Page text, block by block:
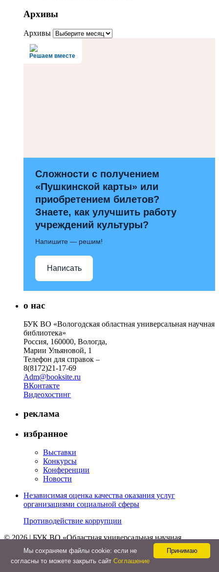
Архивы
Архивы
Решаем вместе
Сложности с получением
«Пушкинской карты» или
приобретением билетов?
Знаете, как улучшить работу
учреждений культуры?
Напишите — решим!
Написать
о нас
БУК ВО «Вологодская областная универсальная научная
библиотека»
Россия, 160000, Вологда,
Марии Ульяновой, 1
Телефон для справок –
8(8172)21-17-69
Adm@booksite.ru
ВКонтакте
Видеохостинг
реклама
избранное
Выставки
Конкурсы
Конференции
Новости
Независимая оценка качества оказания услуг
организациями социальной сферы
Противодействие коррупции
© 2026 | БУК ВО «Областная универсальная научная
библиотека»
Принимаю
Мы cохраняем файлы cookie: если не
согласны то можете закрыть сайт Соглашение